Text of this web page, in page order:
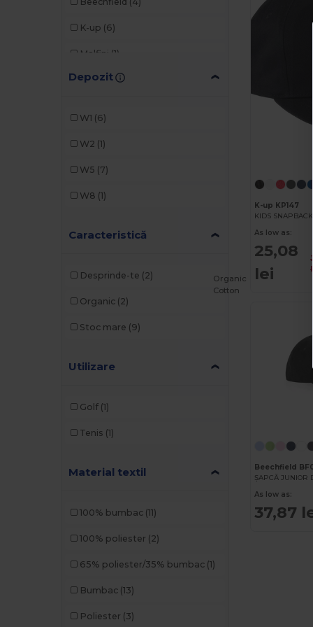
K-up (6)
Malfini (1)
Result (1)
Depozit
W1 (6)
W2 (1)
W5 (7)
W8 (1)
Caracteristică
Desprinde-te (2)
Organic (2)
Stoc mare (9)
Utilizare
Golf (1)
Tenis (1)
Material textil
100% bumbac (11)
100% poliester (2)
65% poliester/35% bumbac (1)
Bumbac (13)
Poliester (3)
K-up KP147
KIDS
As low as:
25,08
lei
Organic
Cotton
Beechfield
As low as:
37,87